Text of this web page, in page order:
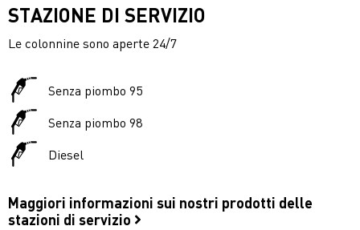
STAZIONE DI SERVIZIO
Le colonnine sono aperte 24/7
Senza piombo 95
Senza piombo 98
Diesel
Maggiori informazioni sui nostri prodotti delle
stazioni di servizio